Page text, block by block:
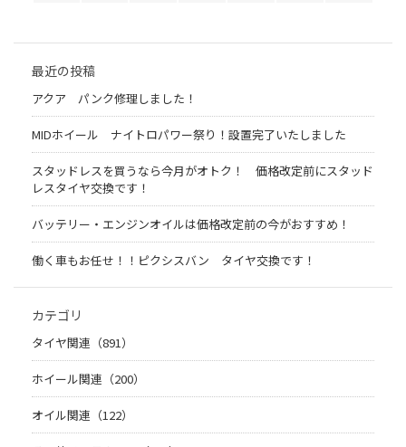
最近の投稿
アクア パンク修理しました！
MIDホイール ナイトロパワー祭り！設置完了いたしました
スタッドレスを買うなら今月がオトク！ 価格改定前にスタッド
レスタイヤ交換です！
バッテリー・エンジンオイルは価格改定前の今がおすすめ！
働く車もお任せ！！ピクシスバン タイヤ交換です！
カテゴリ
タイヤ関連（891）
ホイール関連（200）
オイル関連（122）